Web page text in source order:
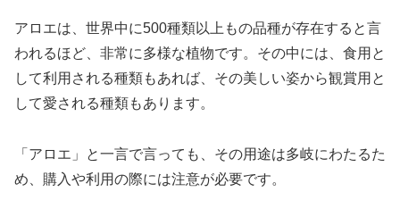
アロエは、世界中に500種類以上もの品種が存在すると言
われるほど、非常に多様な植物です。その中には、食用と
して利用される種類もあれば、その美しい姿から観賞用と
して愛される種類もあります。
「アロエ」と一言で言っても、その用途は多岐にわたるた
め、購入や利用の際には注意が必要です。